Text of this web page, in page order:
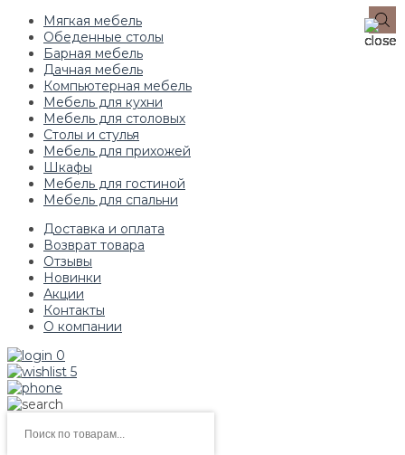
Мягкая мебель
Обеденные столы
Барная мебель
Дачная мебель
Компьютерная мебель
Мебель для кухни
Мебель для столовых
Столы и стулья
Мебель для прихожей
Шкафы
Мебель для гостиной
Мебель для спальни
Доставка и оплата
Возврат товара
Отзывы
Новинки
Акции
Контакты
О компании
0
5
товаров